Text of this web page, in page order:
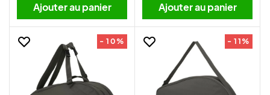
Ajouter au panier Ajouter au panier
- 10% - 11%